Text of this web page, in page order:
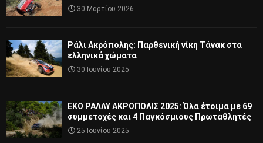
30 Μαρτίου 2026
Ράλι Ακρόπολης: Παρθενική νίκη Τάνακ στα
ελληνικά χώματα
30 Ιουνίου 2025
ΕΚΟ ΡΑΛΛΥ ΑΚΡΟΠΟΛΙΣ 2025: Όλα έτοιμα με 69
συμμετοχές και 4 Παγκόσμιους Πρωταθλητές
25 Ιουνίου 2025